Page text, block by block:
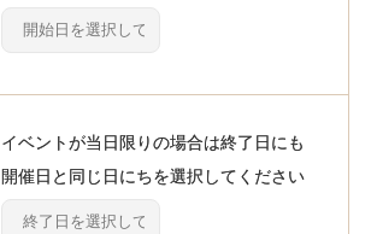
イベントが当日限りの場合は終了日にも
開催日と同じ日にちを選択してください